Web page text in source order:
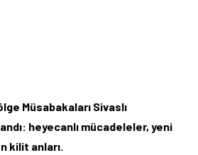
Müsabakaları Sivaslı
heyecanlı mücadeleler, yeni
kilit anları.